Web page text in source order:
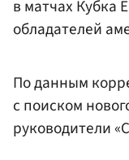
в матчах Кубка
обладателей
По данным
с поиском
руководители